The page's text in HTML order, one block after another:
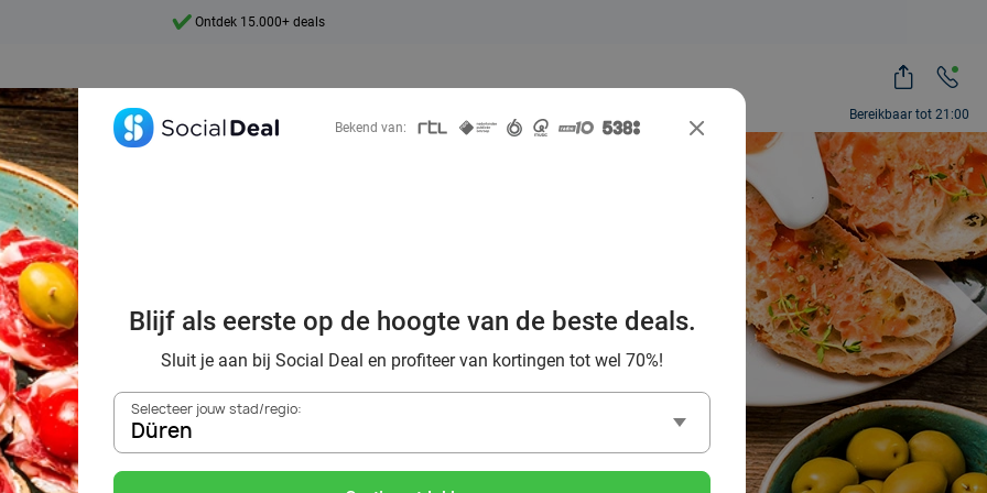
Bereikbaar tot 21:00
Ontdek 15.000+ deals
voordelig de beste
in Düren en
omgeving
Bekend van:
Blijf als eerste op de hoogte van de beste deals.
Sluit je aan bij Social Deal en profiteer van kortingen tot wel 70%!
Selecteer jouw stad/regio:
Düren